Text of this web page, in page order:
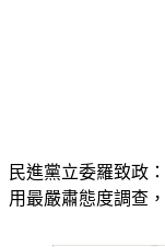
民進黨立委羅致政
用最嚴肅態度調查